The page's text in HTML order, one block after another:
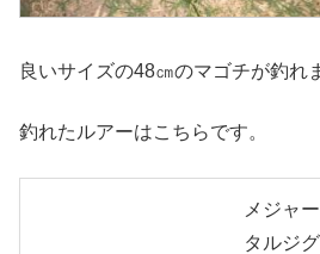
良いサイズの48㎝のマゴチが釣れ
釣れたルアーはこちらです。
メジャ
タルジ